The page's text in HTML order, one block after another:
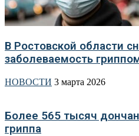
В Ростовской области
заболеваемость
НОВОСТИ 3 марта 2026
Более 565 тысяч
гриппа